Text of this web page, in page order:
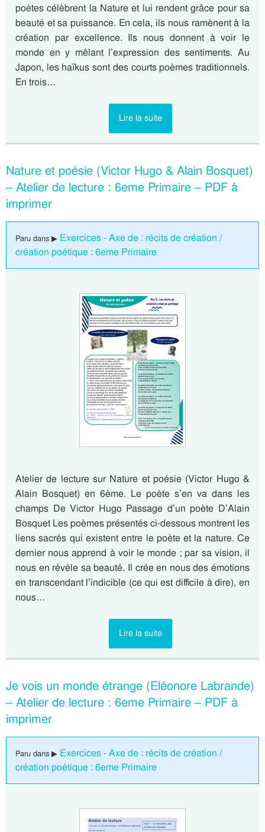
poètes célèbrent la Nature et lui rendent grâce pour sa
beauté et sa puissance. En cela, ils nous ramènent à la
création par excellence. Ils nous donnent à voir le
monde en y mêlant l’expression des sentiments. Au
Japon, les haïkus sont des courts poèmes traditionnels.
En trois…
Lire la suite
Nature et poésie (Victor Hugo & Alain Bosquet)
– Atelier de lecture : 6eme Primaire – PDF à
imprimer
Paru dans ▶ Exercices - Axe de : récits de création /
création poétique : 6eme Primaire
Atelier de lecture sur Nature et poésie (Victor Hugo &
Alain Bosquet) en 6ème. Le poète s’en va dans les
champs De Victor Hugo Passage d’un poète D’Alain
Bosquet Les poèmes présentés ci-dessous montrent les
liens sacrés qui existent entre le poète et la nature. Ce
dernier nous apprend à voir le monde ; par sa vision, il
nous en révèle sa beauté. Il crée en nous des émotions
en transcendant l’indicible (ce qui est difficile à dire), en
nous…
Lire la suite
Je vois un monde étrange (Eléonore Labrande)
– Atelier de lecture : 6eme Primaire – PDF à
imprimer
Paru dans ▶ Exercices - Axe de : récits de création /
création poétique : 6eme Primaire